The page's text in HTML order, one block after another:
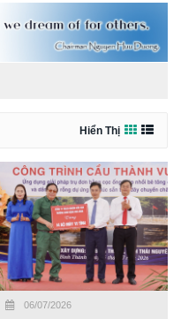
Hiển Thị
06/07/2026